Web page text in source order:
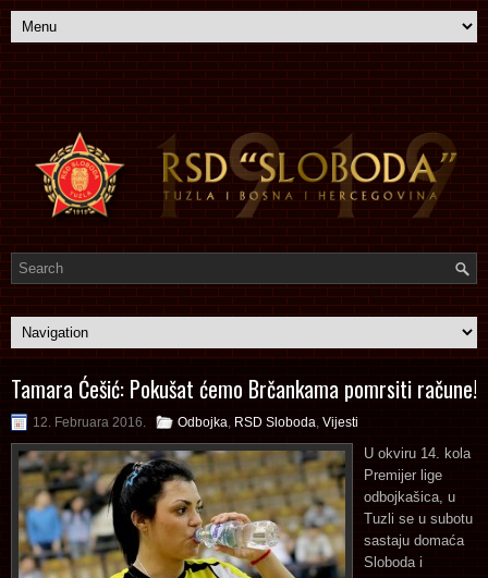
Tamara Ćešić: Pokušat ćemo Brčankama pomrsiti račune!
12. Februara 2016. Odbojka RSD Sloboda Vijesti
U okviru 14. kola
Premijer lige
odbojkašica, u
Tuzli se u subotu
sastaju domaća
Sloboda i